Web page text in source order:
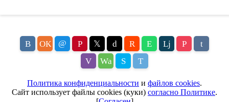
В ОК @ P 𝕏 d R E Lj P
t
V
Wa S T
Политика конфиденциальности и файлов cookies.
Сайт использует файлы cookies (куки) согласно Политике.